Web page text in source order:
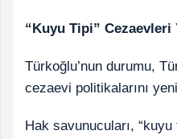
“Kuyu Tipi” Cezaevleri
Türkoğlu’nun durumu,
cezaevi politikalarını
Hak savunucuları,